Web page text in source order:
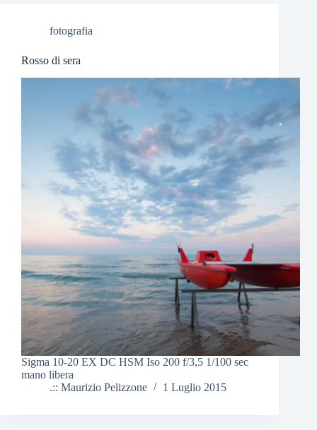
fotografia
Rosso di sera
Sigma 10-20 EX DC HSM Iso 200 f/3,5 1/100 sec
mano libera
.:: Maurizio Pelizzone
1 Luglio 2015